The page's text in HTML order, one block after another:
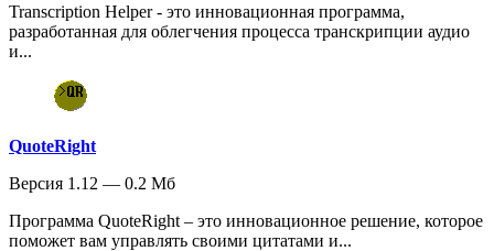
Transcription Helper - это инновационная программа,
разработанная для облегчения процесса транскрипции аудио
и...
QuoteRight
Версия 1.12 — 0.2 Мб
Программа QuoteRight – это инновационное решение, которое
поможет вам управлять своими цитатами и...